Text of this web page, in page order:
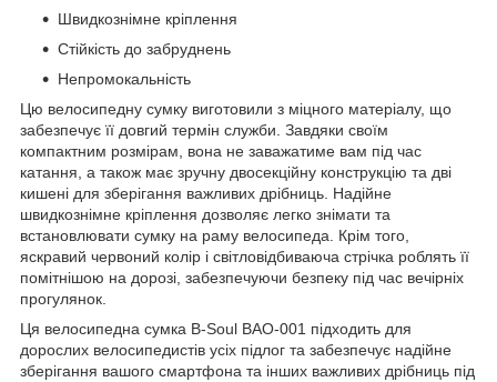
Швидкознімне кріплення
Стійкість до забруднень
Непромокальність
Цю велосипедну сумку виготовили з міцного матеріалу, що
забезпечує її довгий термін служби. Завдяки своїм
компактним розмірам, вона не заважатиме вам під час
катання, а також має зручну двосекційну конструкцію та дві
кишені для зберігання важливих дрібниць. Надійне
швидкознімне кріплення дозволяє легко знімати та
встановлювати сумку на раму велосипеда. Крім того,
яскравий червоний колір і світловідбиваюча стрічка роблять її
помітнішою на дорозі, забезпечуючи безпеку під час вечірніх
прогулянок.
Ця велосипедна сумка B-Soul BAO-001 підходить для
дорослих велосипедистів усіх підлог та забезпечує надійне
зберігання вашого смартфона та інших важливих дрібниць під